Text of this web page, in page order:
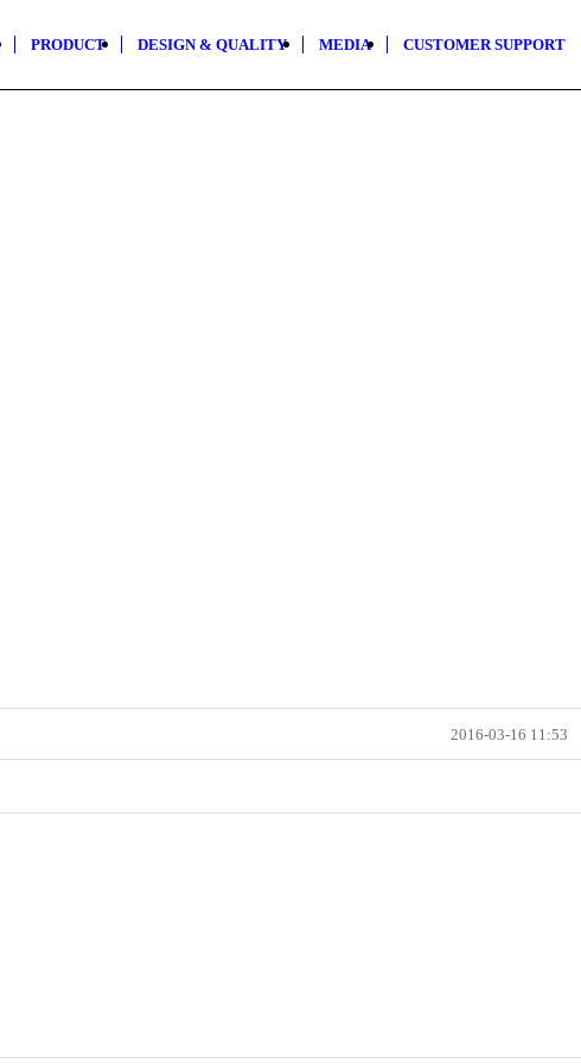
PRODUCT DESIGN & QUALITY MEDIA CUSTOMER SUPPORT
2016-03-16 11:53